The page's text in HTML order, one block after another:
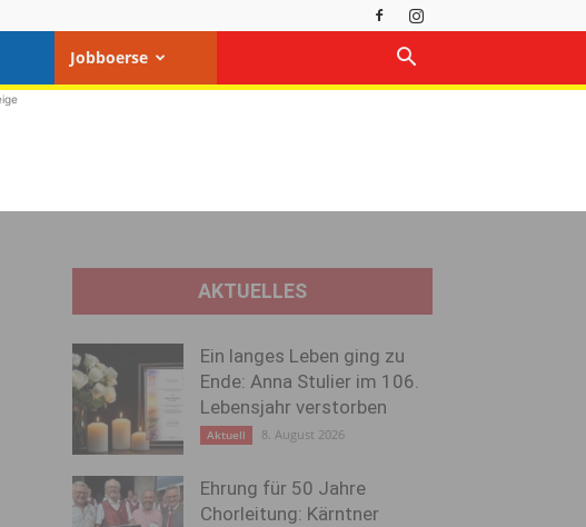
Jobboerse
AKTUELLES
Ein langes Leben ging zu
Ende: Anna Stulier im 106.
Lebensjahr verstorben
Aktuell 8. August 2026
Ehrung für 50 Jahre
Chorleitung: Kärntner